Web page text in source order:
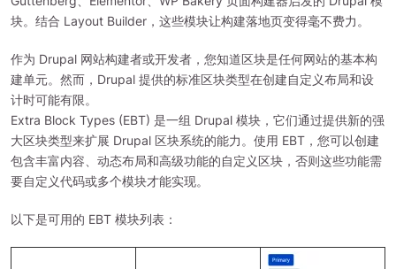
块。结合 Layout Builder，这些模块让构建落地页变得毫不费力。
作为 Drupal 网站构建者或开发者，您知道区块是任何网站的基本构
建单元。然而，Drupal 提供的标准区块类型在创建自定义布局和设
计时可能有限。
Extra Block Types (EBT) 是一组 Drupal 模块，它们通过提供新的强
大区块类型来扩展 Drupal 区块系统的能力。使用 EBT，您可以创建
包含丰富内容、动态布局和高级功能的自定义区块，否则这些功能需
要自定义代码或多个模块才能实现。
以下是可用的 EBT 模块列表：
图